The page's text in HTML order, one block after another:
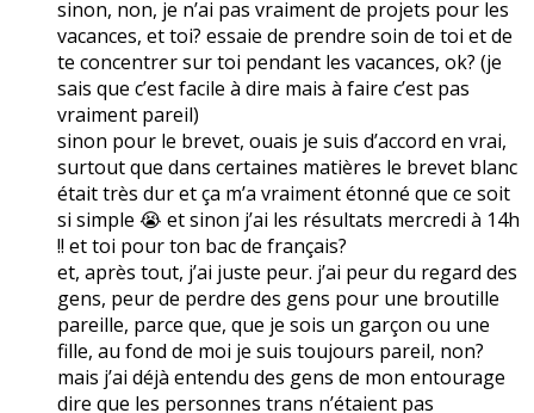
sinon, non, je n’ai pas vraiment de projets pour les
vacances, et toi? essaie de prendre soin de toi et de
te concentrer sur toi pendant les vacances, ok? (je
sais que c’est facile à dire mais à faire c’est pas
vraiment pareil)
sinon pour le brevet, ouais je suis d’accord en vrai,
surtout que dans certaines matières le brevet blanc
était très dur et ça m’a vraiment étonné que ce soit
si simple 😭 et sinon j’ai les résultats mercredi à 14h
!! et toi pour ton bac de français?
et, après tout, j’ai juste peur. j’ai peur du regard des
gens, peur de perdre des gens pour une broutille
pareille, parce que, que je sois un garçon ou une
fille, au fond de moi je suis toujours pareil, non?
mais j’ai déjà entendu des gens de mon entourage
dire que les personnes trans n’étaient pas